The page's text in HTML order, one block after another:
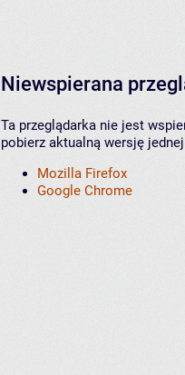
Niewspierana
Ta przeglądarka nie jest
pobierz aktualną wersję
Mozilla Firefox
Google Chrome